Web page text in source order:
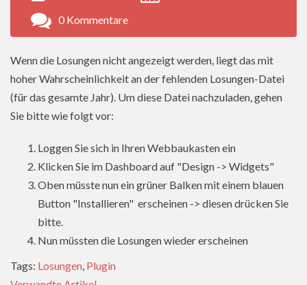
0 Kommentare
Wenn die Losungen nicht angezeigt werden, liegt das mit
hoher Wahrscheinlichkeit an der fehlenden Losungen-Datei
(für das gesamte Jahr). Um diese Datei nachzuladen, gehen
Sie bitte wie folgt vor:
Loggen Sie sich in Ihren Webbaukasten ein
Klicken Sie im Dashboard auf "Design -> Widgets"
Oben müsste nun ein grüner Balken mit einem blauen
Button "Installieren" erscheinen -> diesen drücken Sie
bitte.
Nun müssten die Losungen wieder erscheinen
Tags: Losungen, Plugin